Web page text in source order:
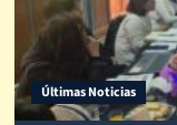
Últimas Noticias